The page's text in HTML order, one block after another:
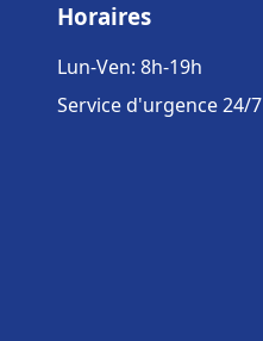
Horaires
Lun-Ven: 8h-19h
Service d'urgence 24/7